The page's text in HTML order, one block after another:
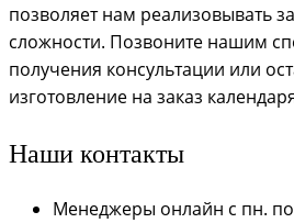
позволяет нам реализовывать
сложности. Позвоните нашим
получения консультации или
изготовление на заказ
Наши контакты
Менеджеры онлайн с пн. по